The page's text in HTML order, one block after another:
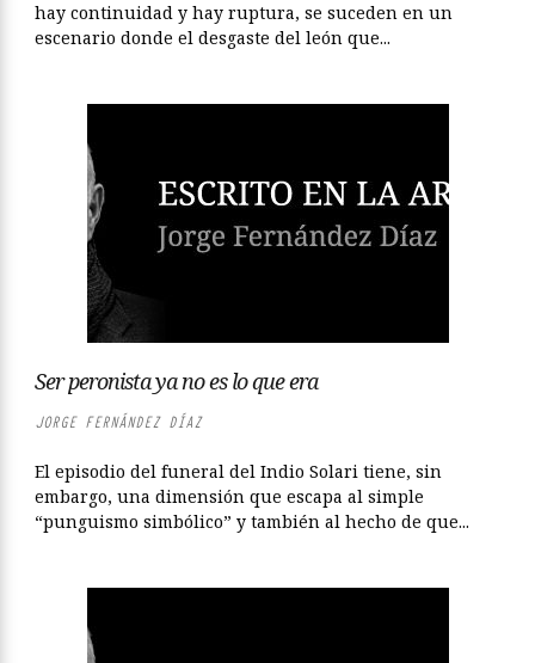
hay continuidad y hay ruptura, se suceden en un
escenario donde el desgaste del león que...
Ser peronista ya no es lo que era
JORGE FERNÁNDEZ DÍAZ
El episodio del funeral del Indio Solari tiene, sin
embargo, una dimensión que escapa al simple
“punguismo simbólico” y también al hecho de que...